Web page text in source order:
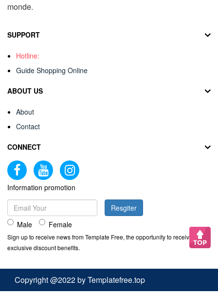
monde.
SUPPORT
Hotline:
Guide Shopping Online
ABOUT US
About
Contact
CONNECT
Information promotion
Male Female
Resgiter
Sign up to receive news from Template Free, the opportunity to receive
exclusive discount benefits.
Copyright @2022 by Templatefree.top